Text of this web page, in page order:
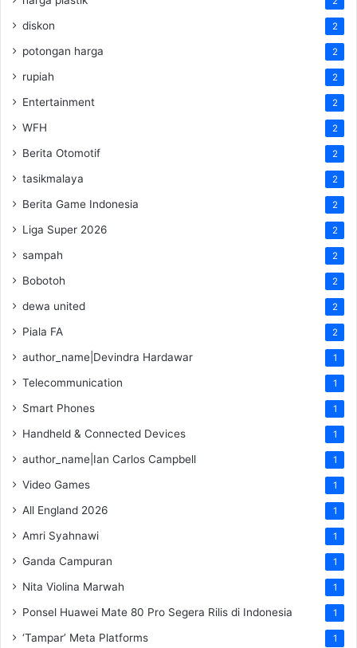
diskon 2
potongan harga 2
rupiah 2
Entertainment 2
WFH 2
Berita Otomotif 2
tasikmalaya 2
Berita Game Indonesia 2
Liga Super 2026 2
sampah 2
Bobotoh 2
dewa united 2
Piala FA 2
author_name|Devindra Hardawar 1
Telecommunication 1
Smart Phones 1
Handheld & Connected Devices 1
author_name|Ian Carlos Campbell 1
Video Games 1
All England 2026 1
Amri Syahnawi 1
Ganda Campuran 1
Nita Violina Marwah 1
Ponsel Huawei Mate 80 Pro Segera Rilis di Indonesia 1
‘Tampar’ Meta Platforms 1